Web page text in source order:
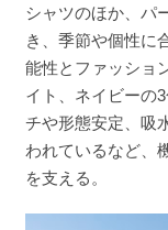
シャツのほか、パ
き、季節や個性に
能性とファッショ
イト、ネイビーの
チや形態安定、吸
われているなど、
を支える。